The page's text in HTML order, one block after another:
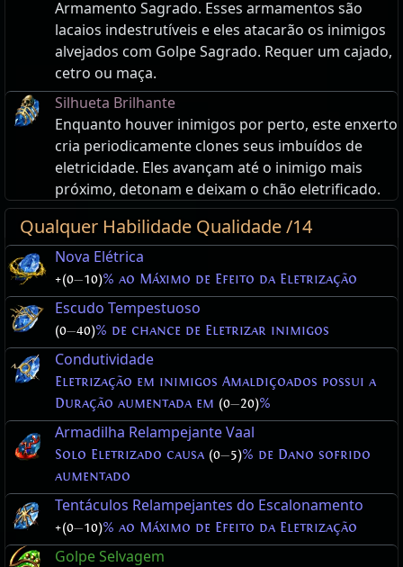
Armamento Sagrado. Esses armamentos são
lacaios indestrutíveis e eles atacarão os inimigos
alvejados com Golpe Sagrado. Requer um cajado,
cetro ou maça.
Silhueta Brilhante
Enquanto houver inimigos por perto, este enxerto
cria periodicamente clones seus imbuídos de
eletricidade. Eles avançam até o inimigo mais
próximo, detonam e deixam o chão eletrificado.
Qualquer Habilidade Qualidade /14
Nova Elétrica
+(0—10)% ao Máximo de Efeito da Eletrização
Escudo Tempestuoso
(0—40)% de chance de Eletrizar inimigos
Condutividade
Eletrização em inimigos Amaldiçoados possui a
Duração aumentada em (0—20)%
Armadilha Relampejante Vaal
Solo Eletrizado causa (0—5)% de Dano sofrido
aumentado
Tentáculos Relampejantes do Escalonamento
+(0—10)% ao Máximo de Efeito da Eletrização
Golpe Selvagem